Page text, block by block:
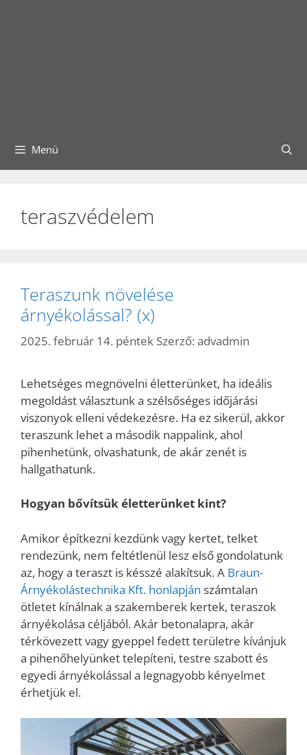
Menü
teraszvédelem
Teraszunk növelése
árnyékolással? (x)
2025. február 14. péntek Szerző: advadmin
Lehetséges megnövelni életterünket, ha ideális
megoldást választunk a szélsőséges időjárási
viszonyok elleni védekezésre. Ha ez sikerül, akkor
teraszunk lehet a második nappalink, ahol
pihenhetünk, olvashatunk, de akár zenét is
hallgathatunk.
Hogyan bővítsük életterünket kint?
Amikor építkezni kezdünk vagy kertet, telket
rendezünk, nem feltétlenül lesz első gondolatunk
az, hogy a teraszt is késszé alakítsuk. A Braun-
Árnyékolástechnika Kft. honlapján számtalan
ötletet kínálnak a szakemberek kertek, teraszok
árnyékolása céljából. Akár betonalapra, akár
térkövezett vagy gyeppel fedett területre kívánjuk
a pihenőhelyünket telepíteni, testre szabott és
egyedi árnyékolással a legnagyobb kényelmet
érhetjük el.